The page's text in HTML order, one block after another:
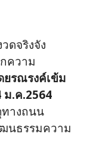
ดจริงจัง
ความ
ยรณรงค์เข้ม
ม.ค.2564
ทางถนน
นธรรมความ